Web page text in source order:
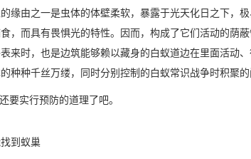
缘由之一是虫体的体壁柔软，暴露于光天化日之下，
，而具有畏惧光的特性。因而，构成了它们活动的荫
来时，也是边筑能够赖以藏身的白蚁道边在里面活动
种种千丝万缕，同时分别控制的白蚁常识战争时积聚的
要实行预防的道理了吧。
到蚁巢